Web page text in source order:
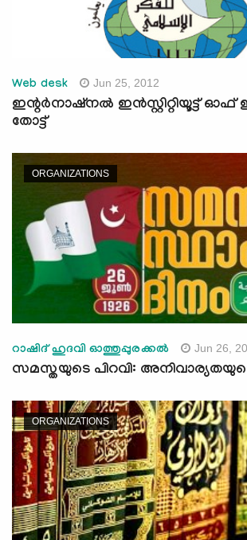
Web desk Jun 25, 2012
ഇന്റര്‍നാഷ്‌നല്‍ ഇന്‍സ്റ്റിറ്റിയൂട്ട്
തോട്ട്
ORGANIZATIONS
റാഷിദ് ഹുദവി ഓത്തുപ്പുരക്കല്‍ Jun 26,
സമസ്തയുടെ പിറവി:
ORGANIZATIONS